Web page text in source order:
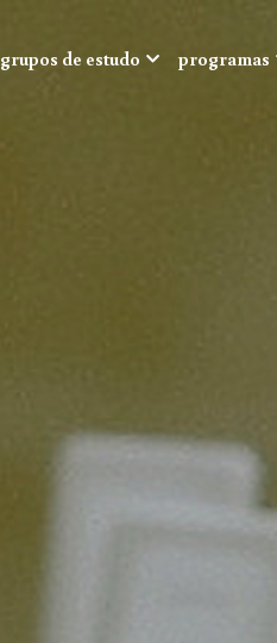
grupos de estudo programas